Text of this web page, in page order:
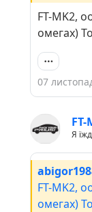
FT-MK2,
омегах)
07
FT-
Я
FT-MK2,
омегах)